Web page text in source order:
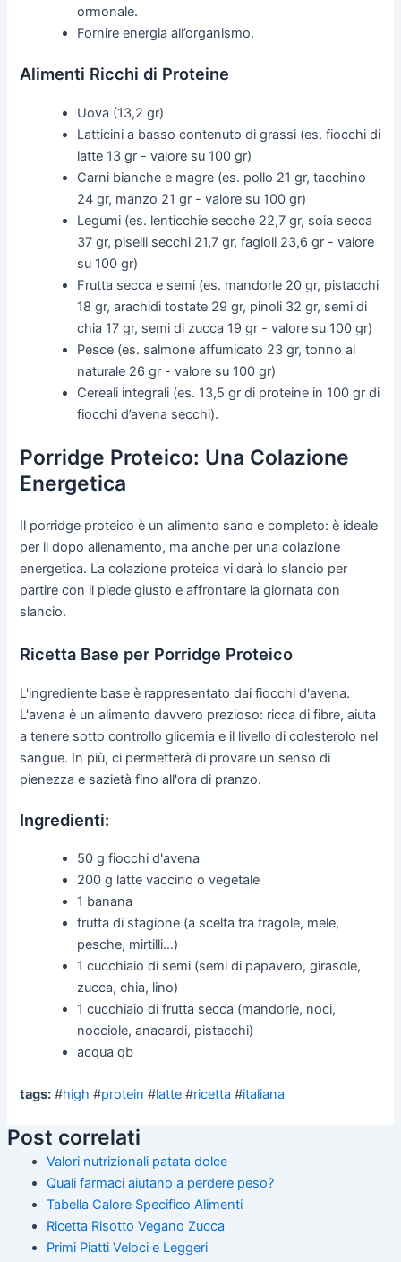
ormonale.
Fornire energia all’organismo.
Alimenti Ricchi di Proteine
Uova (13,2 gr)
Latticini a basso contenuto di grassi (es. fiocchi di
latte 13 gr - valore su 100 gr)
Carni bianche e magre (es. pollo 21 gr, tacchino
24 gr, manzo 21 gr - valore su 100 gr)
Legumi (es. lenticchie secche 22,7 gr, soia secca
37 gr, piselli secchi 21,7 gr, fagioli 23,6 gr - valore
su 100 gr)
Frutta secca e semi (es. mandorle 20 gr, pistacchi
18 gr, arachidi tostate 29 gr, pinoli 32 gr, semi di
chia 17 gr, semi di zucca 19 gr - valore su 100 gr)
Pesce (es. salmone affumicato 23 gr, tonno al
naturale 26 gr - valore su 100 gr)
Cereali integrali (es. 13,5 gr di proteine in 100 gr di
fiocchi d’avena secchi).
Porridge Proteico: Una Colazione
Energetica
Il porridge proteico è un alimento sano e completo: è ideale
per il dopo allenamento, ma anche per una colazione
energetica. La colazione proteica vi darà lo slancio per
partire con il piede giusto e affrontare la giornata con
slancio.
Ricetta Base per Porridge Proteico
L'ingrediente base è rappresentato dai fiocchi d'avena.
L'avena è un alimento davvero prezioso: ricca di fibre, aiuta
a tenere sotto controllo glicemia e il livello di colesterolo nel
sangue. In più, ci permetterà di provare un senso di
pienezza e sazietà fino all'ora di pranzo.
Ingredienti:
50 g fiocchi d'avena
200 g latte vaccino o vegetale
1 banana
frutta di stagione (a scelta tra fragole, mele,
pesche, mirtilli…)
1 cucchiaio di semi (semi di papavero, girasole,
zucca, chia, lino)
1 cucchiaio di frutta secca (mandorle, noci,
nocciole, anacardi, pistacchi)
acqua qb
tags: #high #protein #latte #ricetta #italiana
Post correlati
Valori nutrizionali patata dolce
Quali farmaci aiutano a perdere peso?
Tabella Calore Specifico Alimenti
Ricetta Risotto Vegano Zucca
Primi Piatti Veloci e Leggeri